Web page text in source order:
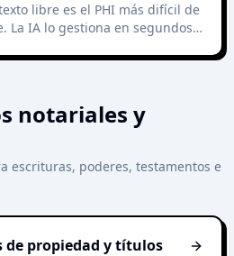
libre es el PHI más difícil de
La IA lo gestiona en segundos
notariales y
escrituras, poderes, testamentos e
de propiedad y títulos